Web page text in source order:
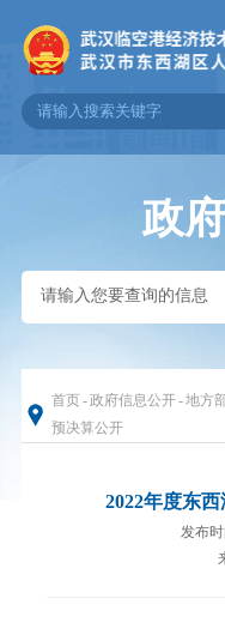
政
首页-政府信息公开-地方
预决算公开
2022年度东
发布